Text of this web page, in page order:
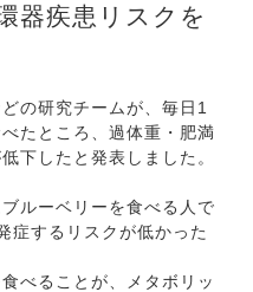
器疾患リスクを
の研究チームが、毎日1
たところ、過体重・肥満
下したと発表しました。
ルーベリーを食べる人で
症するリスクが低かった
べることが、メタボリッ